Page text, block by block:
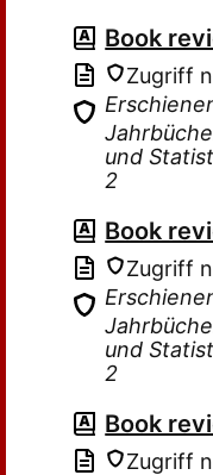
Book
Zugriff
und
2
Book
Zugriff
und
2
Book
Zugriff